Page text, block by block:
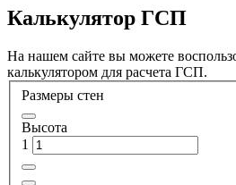
Калькулятор ГСП
На нашем сайте вы можете
калькулятором для расчета ГСП.
Размеры стен
Высота
1